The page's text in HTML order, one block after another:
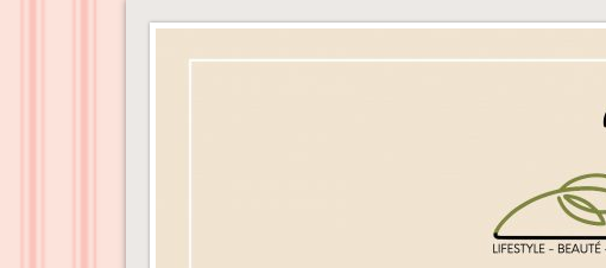
Dress-ing – Blog lifestyle